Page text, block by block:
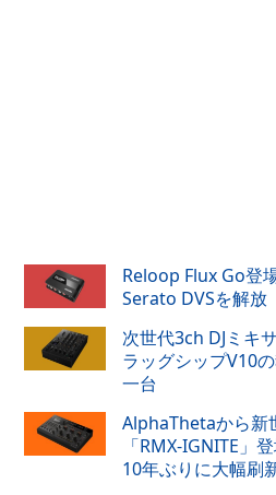
Reloop Flux Go登
Serato DVSを解放
次世代3ch DJミキ
ラッグシップV10
一台
AlphaThetaから新
「RMX-IGNITE」
10年ぶりに大幅刷